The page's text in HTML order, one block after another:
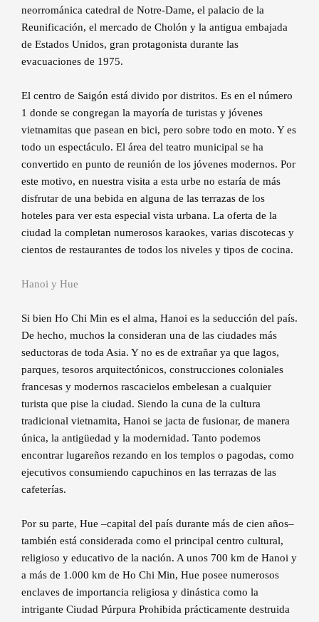
neorrománica catedral de Notre-Dame, el palacio de la
Reunificación, el mercado de Cholón y la antigua embajada
de Estados Unidos, gran protagonista durante las
evacuaciones de 1975.
El centro de Saigón está divido por distritos. Es en el número
1 donde se congregan la mayoría de turistas y jóvenes
vietnamitas que pasean en bici, pero sobre todo en moto. Y es
todo un espectáculo. El área del teatro municipal se ha
convertido en punto de reunión de los jóvenes modernos. Por
este motivo, en nuestra visita a esta urbe no estaría de más
disfrutar de una bebida en alguna de las terrazas de los
hoteles para ver esta especial vista urbana. La oferta de la
ciudad la completan numerosos karaokes, varias discotecas y
cientos de restaurantes de todos los niveles y tipos de cocina.
Hanoi y Hue
Si bien Ho Chi Min es el alma, Hanoi es la seducción del país.
De hecho, muchos la consideran una de las ciudades más
seductoras de toda Asia. Y no es de extrañar ya que lagos,
parques, tesoros arquitectónicos, construcciones coloniales
francesas y modernos rascacielos embelesan a cualquier
turista que pise la ciudad. Siendo la cuna de la cultura
tradicional vietnamita, Hanoi se jacta de fusionar, de manera
única, la antigüedad y la modernidad. Tanto podemos
encontrar lugareños rezando en los templos o pagodas, como
ejecutivos consumiendo capuchinos en las terrazas de las
cafeterías.
Por su parte, Hue –capital del país durante más de cien años–
también está considerada como el principal centro cultural,
religioso y educativo de la nación. A unos 700 km de Hanoi y
a más de 1.000 km de Ho Chi Min, Hue posee numerosos
enclaves de importancia religiosa y dinástica como la
intrigante Ciudad Púrpura Prohibida prácticamente destruida